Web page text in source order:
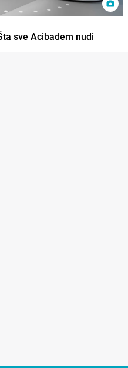
sve Acibadem nudi